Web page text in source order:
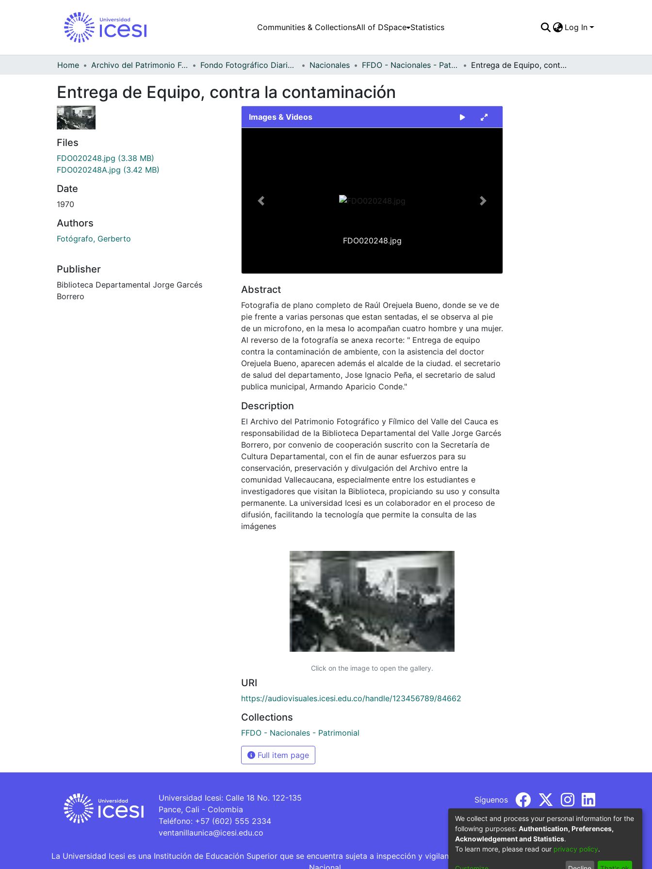
Communities & CollectionsAll of DSpace Statistics Log In
Home Archivo del Patrimonio Fotográfico y Fílmico del Valle del Cauca Fondo Fotográfico Diario Occidente Nacionales FFDO - Nacionales - Patrimonial Entrega de Equipo, contra la contaminación
Entrega de Equipo, contra la contaminación
Files
FDO020248.jpg (3.38 MB)
FDO020248A.jpg (3.42 MB)
Date
1970
Authors
Fotógrafo, Gerberto
Publisher
Biblioteca Departamental Jorge Garcés
Borrero
Images & Videos
FDO020248.jpg
Previous Next
Abstract
Fotografia de plano completo de Raúl Orejuela Bueno, donde se ve de
pie frente a varias personas que estan sentadas, el se observa al pie
de un microfono, en la mesa lo acompañan cuatro hombre y una mujer.
Al reverso de la fotografía se anexa recorte: " Entrega de equipo
contra la contaminación de ambiente, con la asistencia del doctor
Orejuela Bueno, aparecen además el alcalde de la ciudad. el secretario
de salud del departamento, Jose Ignacio Peña, el secretario de salud
publica municipal, Armando Aparicio Conde."
Description
El Archivo del Patrimonio Fotográfico y Fílmico del Valle del Cauca es
responsabilidad de la Biblioteca Departamental del Valle Jorge Garcés
Borrero, por convenio de cooperación suscrito con la Secretaría de
Cultura Departamental, con el fin de aunar esfuerzos para su
conservación, preservación y divulgación del Archivo entre la
comunidad Vallecaucana, especialmente entre los estudiantes e
investigadores que visitan la Biblioteca, propiciando su uso y consulta
permanente. La universidad Icesi es un colaborador en el proceso de
difusión, facilitando la tecnología que permite la consulta de las
imágenes
Click on the image to open the gallery.
URI
https://audiovisuales.icesi.edu.co/handle/123456789/84662
Collections
FFDO - Nacionales - Patrimonial
Full item page
Universidad Icesi: Calle 18 No. 122-135
Pance, Cali - Colombia
Teléfono: +57 (602) 555 2334
ventanillaunica@icesi.edu.co
Síguenos
La Universidad Icesi es una Institución de Educación Superior que se encuentra sujeta a inspección y vigilancia por parte del Ministerio de Educación
We collect and process your personal information for the
following purposes: Authentication, Preferences,
Acknowledgement and Statistics.
To learn more, please read our privacy policy.